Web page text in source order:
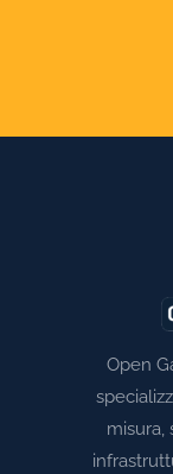
Open
misura,